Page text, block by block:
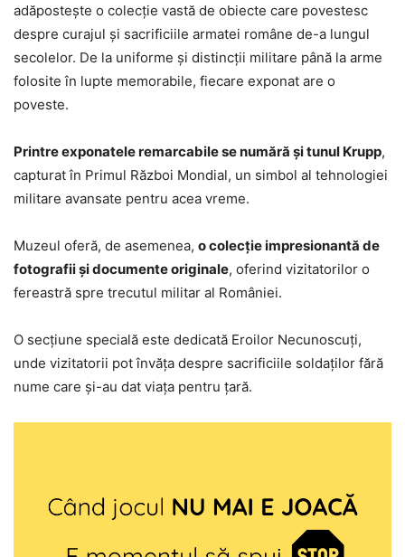
adăpostește o colecție vastă de obiecte care povestesc
despre curajul și sacrificiile armatei române de-a lungul
secolelor. De la uniforme și distincții militare până la arme
folosite în lupte memorabile, fiecare exponat are o
poveste.
Printre exponatele remarcabile se numără și tunul Krupp,
capturat în Primul Război Mondial, un simbol al tehnologiei
militare avansate pentru acea vreme.
Muzeul oferă, de asemenea, o colecție impresionantă de
fotografii și documente originale, oferind vizitatorilor o
fereastră spre trecutul militar al României.
O secțiune specială este dedicată Eroilor Necunoscuți,
unde vizitatorii pot învăța despre sacrificiile soldaților fără
nume care și-au dat viața pentru țară.